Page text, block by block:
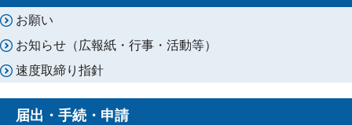
お願い
お知らせ（広報紙・行事・活動等）
速度取締り指針
届出・手続・申請